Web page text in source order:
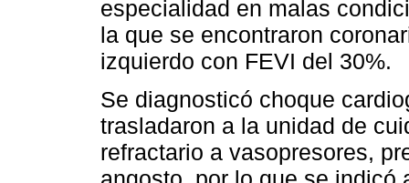
especialidad en malas
la que se encontraron
izquierdo con FEVI del 30%.
Se diagnosticó choque
trasladaron a la unidad de
refractario a vasopresores,